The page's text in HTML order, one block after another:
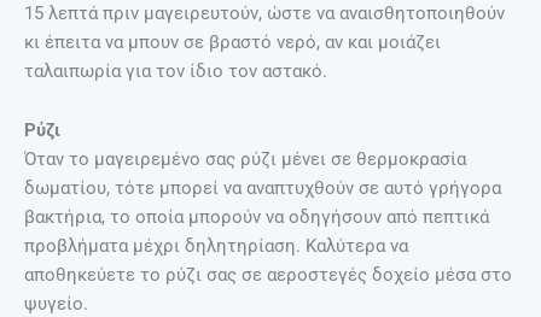
15 λεπτά πριν μαγειρευτούν, ώστε να αναισθητοποιηθούν
κι έπειτα να μπουν σε βραστό νερό, αν και μοιάζει
ταλαιπωρία για τον ίδιο τον αστακό.
Ρύζι
Όταν το μαγειρεμένο σας ρύζι μένει σε θερμοκρασία
δωματίου, τότε μπορεί να αναπτυχθούν σε αυτό γρήγορα
βακτήρια, το οποία μπορούν να οδηγήσουν από πεπτικά
προβλήματα μέχρι δηλητηρίαση. Καλύτερα να
αποθηκεύετε το ρύζι σας σε αεροστεγές δοχείο μέσα στο
ψυγείο.